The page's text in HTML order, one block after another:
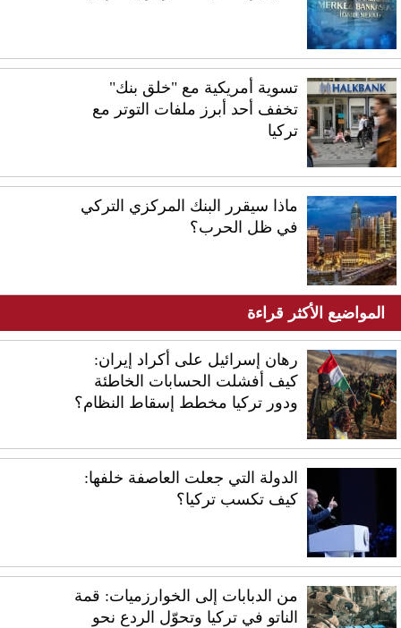
تسوية أمريكية مع "خلق بنك"
تخفف أحد أبرز ملفات التوتر مع
تركيا
ماذا سيقرر البنك المركزي التركي
في ظل الحرب؟
المواضيع الأكثر قراءة
رهان إسرائيل على أكراد إيران:
كيف أفشلت الحسابات الخاطئة
ودور تركيا مخطط إسقاط النظام؟
الدولة التي جعلت العاصفة خلفها:
كيف تكسب تركيا؟
من الدبابات إلى الخوارزميات: قمة
الناتو في تركيا وتحوّل الردع نحو